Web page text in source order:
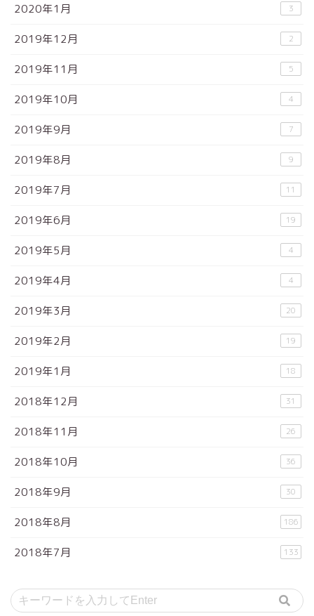
2020年1月 3
2019年12月 2
2019年11月 5
2019年10月 4
2019年9月 7
2019年8月 9
2019年7月 11
2019年6月 19
2019年5月 4
2019年4月 4
2019年3月 20
2019年2月 19
2019年1月 18
2018年12月 31
2018年11月 26
2018年10月 36
2018年9月 30
2018年8月 186
2018年7月 133